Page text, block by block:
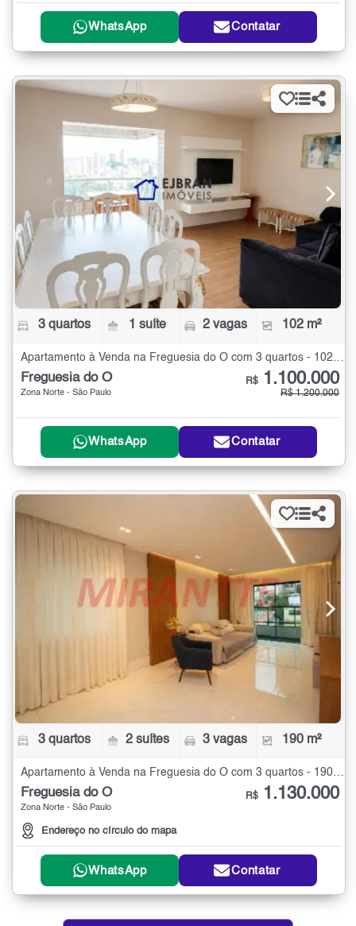
WhatsApp Contatar
3 quartos 1 suíte 2 vagas 102 m²
Freguesia do Ó
Zona Norte - São Paulo
R$ 1.100.000
R$ 1.200.000
WhatsApp Contatar
3 quartos 2 suítes 3 vagas 190 m²
Apartamento à Venda na Freguesia do Ó com 3 quartos - 190 m²
Freguesia do Ó
Zona Norte - São Paulo
Endereço no círculo do mapa
R$ 1.130.000
WhatsApp Contatar